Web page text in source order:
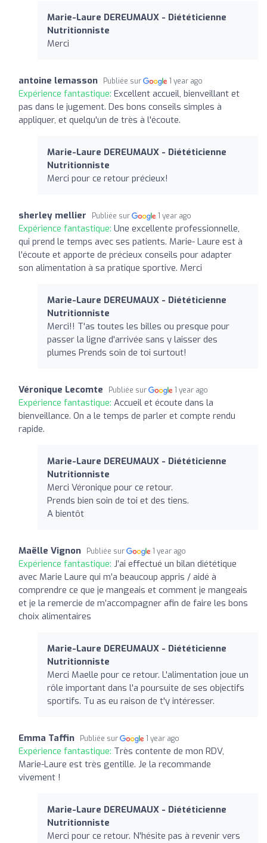
Marie-Laure DEREUMAUX - Diététicienne
Nutritionniste
Merci
antoine lemasson Publiée sur 1 year ago
Expérience fantastique: Excellent accueil, bienveillant et
pas dans le jugement. Des bons conseils simples à
appliquer, et quelqu'un de très à l'écoute.
Marie-Laure DEREUMAUX - Diététicienne
Nutritionniste
Merci pour ce retour précieux!
sherley mellier Publiée sur 1 year ago
Expérience fantastique: Une excellente professionnelle,
qui prend le temps avec ses patients. Marie- Laure est à
l'écoute et apporte de précieux conseils pour adapter
son alimentation à sa pratique sportive. Merci
Marie-Laure DEREUMAUX - Diététicienne
Nutritionniste
Merci!! T'as toutes les billes ou presque pour
passer la ligne d'arrivée sans y laisser des
plumes Prends soin de toi surtout!
Véronique Lecomte Publiée sur 1 year ago
Expérience fantastique: Accueil et écoute dans la
bienveillance. On a le temps de parler et compte rendu
rapide.
Marie-Laure DEREUMAUX - Diététicienne
Nutritionniste
Merci Véronique pour ce retour.
Prends bien soin de toi et des tiens.
A bientôt
Maëlle Vignon Publiée sur 1 year ago
Expérience fantastique: J’ai effectué un bilan diététique
avec Marie Laure qui m’a beaucoup appris / aidé à
comprendre ce que je mangeais et comment je mangeais
et je la remercie de m’accompagner afin de faire les bons
choix alimentaires
Marie-Laure DEREUMAUX - Diététicienne
Nutritionniste
Merci Maelle pour ce retour. L'alimentation joue un
rôle important dans l'a poursuite de ses objectifs
sportifs. Tu as eu raison de t'y intéresser.
Emma Taffin Publiée sur 1 year ago
Expérience fantastique: Très contente de mon RDV,
Marie-Laure est très gentille. Je la recommande
vivement !
Marie-Laure DEREUMAUX - Diététicienne
Nutritionniste
Merci pour ce retour. N'hésite pas à revenir vers